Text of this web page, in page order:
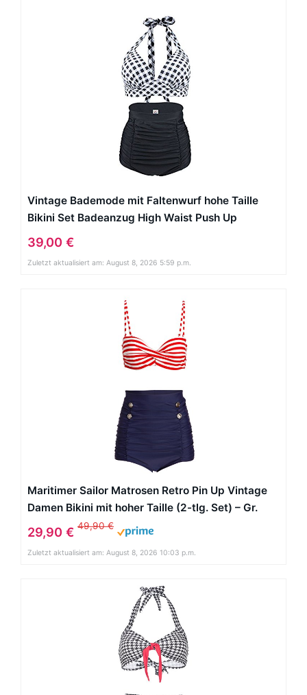
Vintage Bademode mit Faltenwurf hohe Taille
Bikini Set Badeanzug High Waist Push Up
Swimwear Neckholder (EU 32-34, Weiß)
39,00 €
Zuletzt aktualisiert am: August 8, 2026 5:59 p.m.
Maritimer Sailor Matrosen Retro Pin Up Vintage
Damen Bikini mit hoher Taille (2-tlg. Set) – Gr.
XXL
29,90 € 49,90 €
Zuletzt aktualisiert am: August 8, 2026 10:03 p.m.